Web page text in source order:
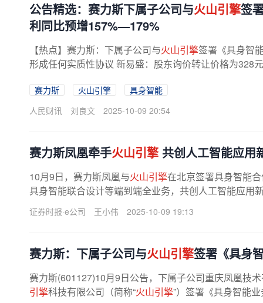
公告精选：赛力斯下属子公司与火山引擎签
利同比预增157%—179%
【热点】赛力斯：下属子公司与火山引擎签署《具身智
形成任何实质性协议 新易盛：股东询价转让价格为328
赛力斯 火山引擎
具身智能
人民财讯
刘良文 2025-10-09 20:54
赛力斯凤凰牵手火山引擎共创人工智能应用
10月9日，赛力斯凤凰与火山引擎在北京签署具身智能
具身智能联合设计等端到端全业务，共创人工智能应用
施“人工智能+”行动的意见发布后，...
证券时报·e公司 王小伟 2025-10-09 19:13
赛力斯：下属子公司与火山引擎签署《具身
赛力斯(601127)10月9日公告，下属子公司重庆凤凰技
引擎科技有限公司（简称“火山引擎”）签署《具身智能